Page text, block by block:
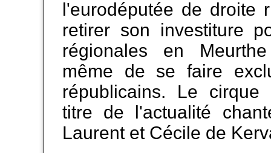
l'eurodéputée de droite
retirer son investiture
régionales en
même de se faire
républicains. Le
titre de l'actualité
Laurent et Cécile de